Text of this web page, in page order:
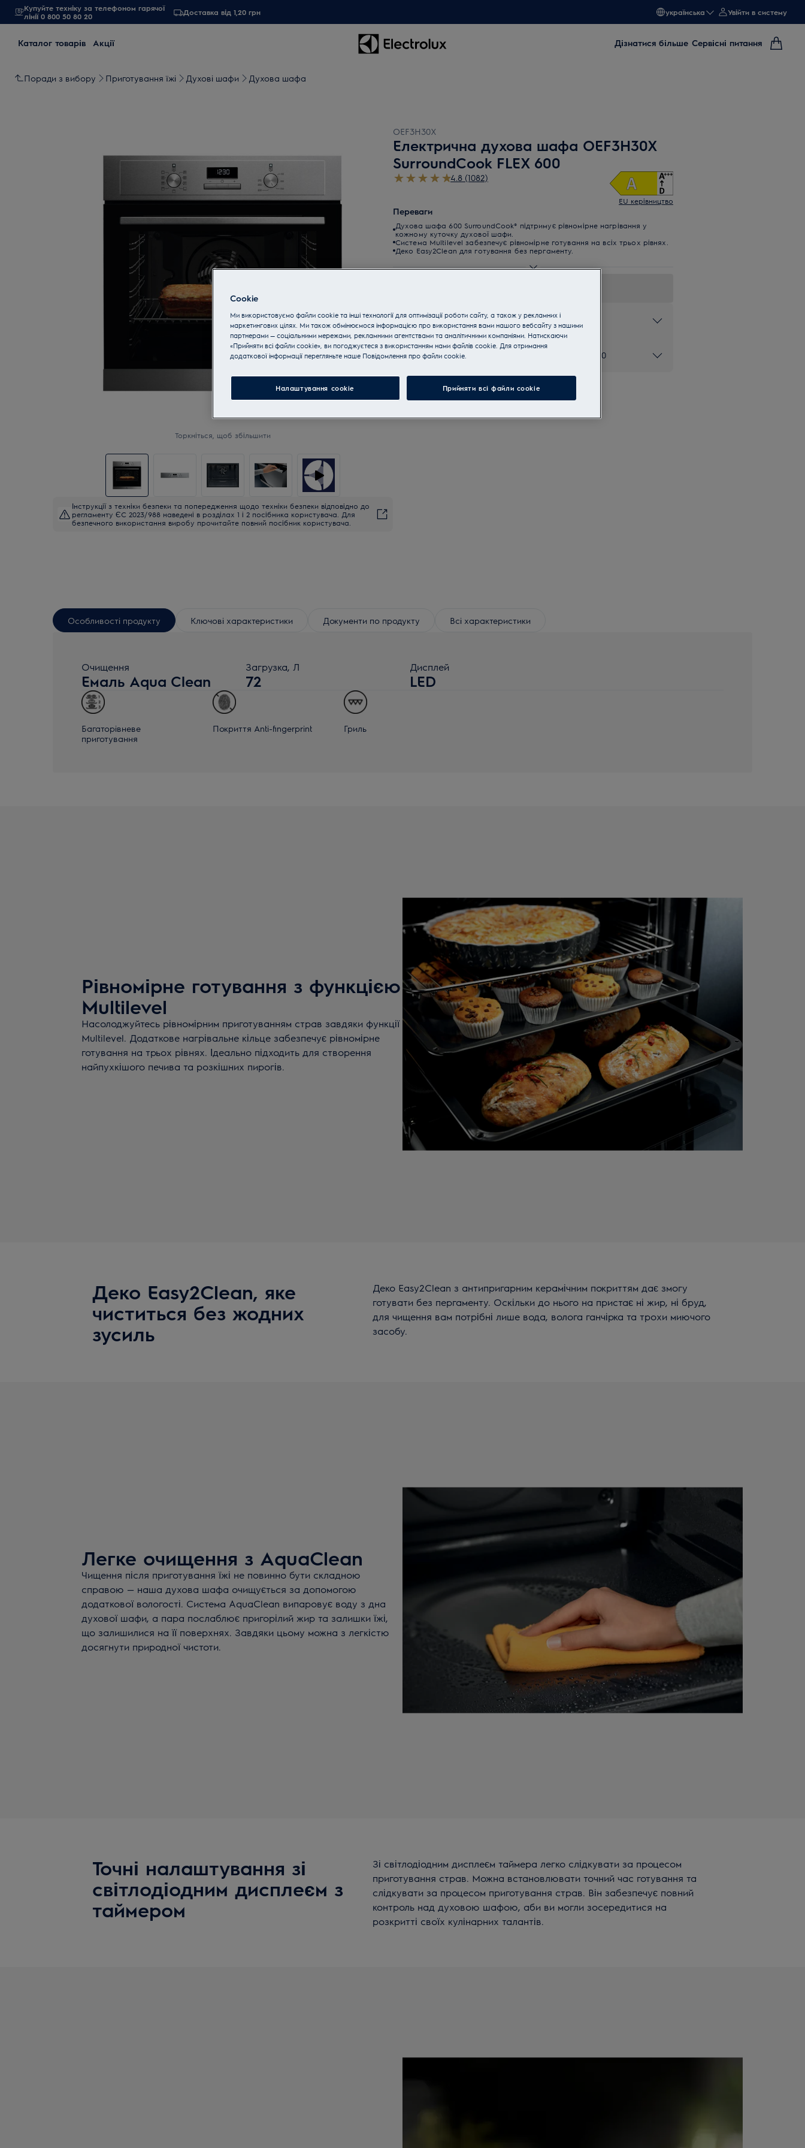
Купуйте техніку за телефоном гарячої
лінії 0 800 50 80 20
Доставка від 1,20 грн українська Увійти в систему
Каталог товарів Акції Дізнатися більше Сервісні питання
Поради з вибору Приготування їжі Духові шафи Духова шафа
Торкніться, щоб збільшити
Інструкції з техніки безпеки та попередження щодо техніки безпеки відповідно до
регламенту ЄС 2023/988 наведені в розділах 1 і 2 посібника користувача. Для
безпечного використання виробу прочитайте повний посібник користувача.
OEF3H30X
Електрична духова шафа OEF3H30X
SurroundCook FLEX 600
4.8 (1082)
EU керівництво
Переваги
Духова шафа 600 SurroundCook® підтримує рівномірне нагрівання у
кожному куточку духової шафи.
Система Multilevel забезпечує рівномірне готування на всіх трьох рівнях.
Деко Easy2Clean для готування без пергаменту.
Знижка 15% на комплект техніки
Купуйте техніку за телефоном 0 800 50 80 20
Особливості продукту Ключові характеристики Документи по продукту Всі характеристики
Очищення
Емаль Aqua Clean
Загрузка, Л
72
Дисплей
LED
Багаторівневе
приготування
Покриття Anti-fingerprint Гриль
Рівномірне готування з функцією
Multilevel
Насолоджуйтесь рівномірним приготуванням страв завдяки функції
Multilevel. Додаткове нагрівальне кільце забезпечує рівномірне
готування на трьох рівнях. Ідеально підходить для створення
найпухкішого печива та розкішних пирогів.
Деко Easy2Clean, яке
чиститься без жодних
зусиль
Деко Easy2Clean з антипригарним керамічним покриттям дає змогу
готувати без пергаменту. Оскільки до нього на пристає ні жир, ні бруд,
для чищення вам потрібні лише вода, волога ганчірка та трохи миючого
засобу.
Легке очищення з AquaClean
Чищення після приготування їжі не повинно бути складною
справою — наша духова шафа очищується за допомогою
додаткової вологості. Система AquaClean випаровує воду з дна
духової шафи, а пара послаблює пригорілий жир та залишки їжі,
що залишилися на її поверхнях. Завдяки цьому можна з легкістю
досягнути природної чистоти.
Точні налаштування зі
світлодіодним дисплеєм з
таймером
Зі світлодіодним дисплеєм таймера легко слідкувати за процесом
приготування страв. Можна встановлювати точний час готування та
слідкувати за процесом приготування страв. Він забезпечує повний
контроль над духовою шафою, аби ви могли зосередитися на
розкритті своїх кулінарних талантів.
Cookie
Ми використовуємо файли cookie та інші технології для оптимізації роботи сайту, а також у рекламних і
маркетингових цілях. Ми також обмінюємося інформацією про використання вами нашого вебсайту з нашими
партнерами — соціальними мережами, рекламними агентствами та аналітичними компаніями. Натискаючи
«Прийняти всі файли cookie», ви погоджуєтеся з використанням нами файлів cookie. Для отримання
додаткової інформації перегляньте наше Пoвідомлення прo файли cookie.
Налаштування cookie Прийняти всі файли сookie